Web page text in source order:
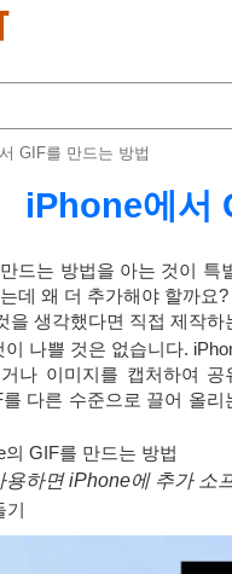
GIF를 만드는 방법
iPhone에서
드는 방법을 아는 것이
데 왜 더 추가해야 할까요
을 생각했다면 직접 제작
이 나쁠 것은 없습니다.
나 이미지를 캡처하여
다른 수준으로 끌어 올
GIF를 만드는 방법
용하면 iPhone에 추가 소
기